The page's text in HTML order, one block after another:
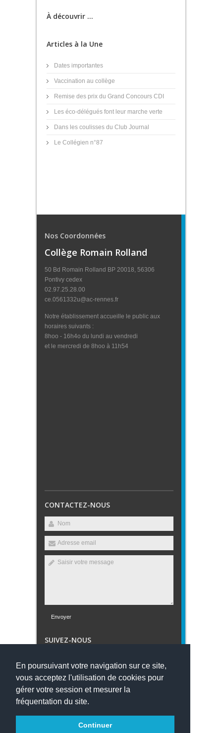
En poursuivant votre navigation sur ce site,
vous acceptez l'utilisation de cookies pour
gérer votre session et mesurer la
fréquentation du site.
Continuer
À découvrir ...
Articles à la Une
Dates importantes
Vaccination au collège
Remise des prix du Grand Concours CDI
Les éco-délégués font leur marche verte
Dans les coulisses du Club Journal
Le Collégien n°87
Nos Coordonnées
Collège Romain Rolland
50 Bd Romain Rolland BP 20018, 56306
Pontivy cedex
02.97.25.28.00
ce.0561332u@ac-rennes.fr
Notre établissement accueille le public aux
horaires suivants :
8hoo - 16h4o du lundi au vendredi
et le mercredi de 8hoo à 11h54
CONTACTEZ-NOUS
Envoyer
SUIVEZ-NOUS
Nos Partenaires
réservés -Connexion